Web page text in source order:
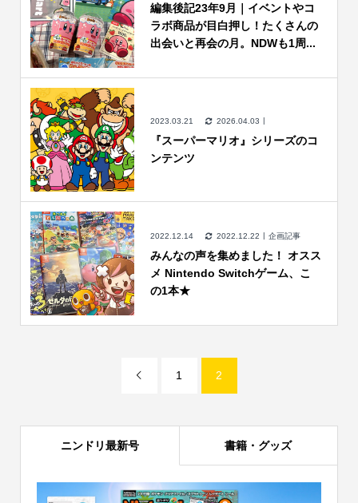
編集後記23年9月｜イベントやコ
ラボ商品が目白押し！たくさんの
出会いと再会の月。NDWも1周...
2023.03.21 2026.04.03
『スーパーマリオ』シリーズのコ
ンテンツ
2022.12.14 2022.12.22 企画記事
みんなの声を集めました！ オスス
メ Nintendo Switchゲーム、こ
の1本★
 1 2
ニンドリ最新号 書籍・グッズ